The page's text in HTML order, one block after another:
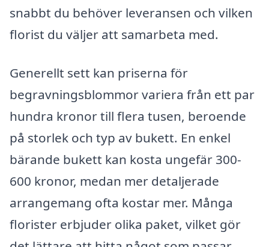
snabbt du behöver leveransen och vilken
florist du väljer att samarbeta med.
Generellt sett kan priserna för
begravningsblommor variera från ett par
hundra kronor till flera tusen, beroende
på storlek och typ av bukett. En enkel
bärande bukett kan kosta ungefär 300-
600 kronor, medan mer detaljerade
arrangemang ofta kostar mer. Många
florister erbjuder olika paket, vilket gör